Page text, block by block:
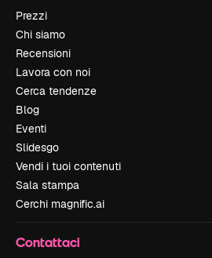
Prezzi
Chi siamo
Recensioni
Lavora con noi
Cerca tendenze
Blog
Eventi
Slidesgo
Vendi i tuoi contenuti
Sala stampa
Cerchi magnific.ai
Contattaci